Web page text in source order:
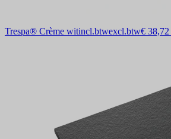
Trespa® Crème witincl.btwexcl.btw€ 38,72